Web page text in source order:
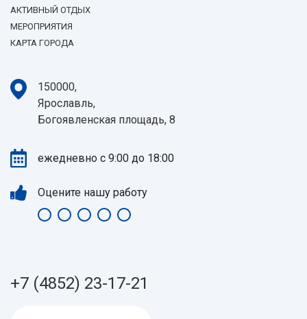
АКТИВНЫЙ ОТДЫХ
МЕРОПРИЯТИЯ
КАРТА ГОРОДА
150000,
Ярославль,
Богоявленская площадь, 8
ежедневно с 9:00 до 18:00
Оцените нашу работу
+7 (4852) 23-17-21